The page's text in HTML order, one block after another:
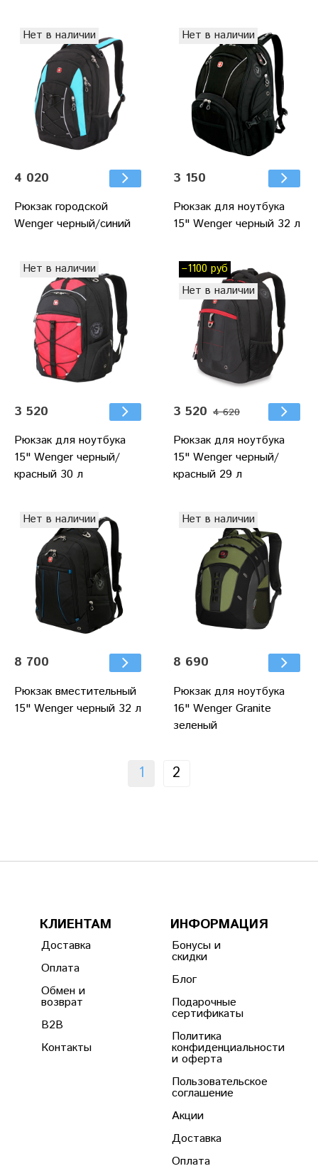
Нет в наличии
4 020
Рюкзак городской
Wenger черный/синий
Нет в наличии
3 150
Рюкзак для ноутбука
15" Wenger черный 32 л
Нет в наличии
3 520
Рюкзак для ноутбука
15" Wenger черный/
красный 30 л
–1100 руб
Нет в наличии
3 520 4 620
Рюкзак для ноутбука
15" Wenger черный/
красный 29 л
Нет в наличии
8 700
Рюкзак вместительный
15" Wenger черный 32 л
Нет в наличии
8 690
Рюкзак для ноутбука
16" Wenger Granite
зеленый
1 2
КЛИЕНТАМ
Доставка
Оплата
Обмен и
возврат
B2B
Контакты
ИНФОРМАЦИЯ
Бонусы и
скидки
Блог
Подарочные
сертификаты
Политика
конфиденциальности
и оферта
Пользовательское
соглашение
Акции
Доставка
Оплата